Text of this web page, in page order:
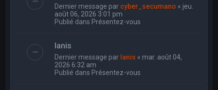
Dernier message par cyber_secumano « jeu.
août 06, 2026 3:01 pm
Publié dans Présentez-vous
Ianis
Dernier message par Ianis « mar. août 04,
2026 6:32 am
Publié dans Présentez-vous